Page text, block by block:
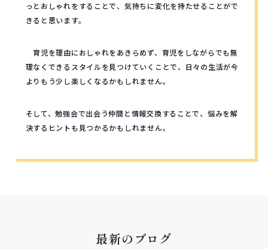
っとおしゃれをすることで、気持ちに変化を持たせることがで
きると思います。
育児を理由におしゃれをあきらめず、育児をしながらでも無
理なくできるスタイルを見つけていくことで、日々の生活が今
よりもう少し楽しくなるかもしれません。
そして、勉強会で出会う仲間と情報交換することで、悩みを解
決するヒントも見つかるかもしれません。
最新のブログ